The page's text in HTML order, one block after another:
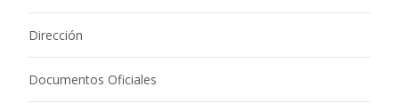
Dirección
Documentos Oficiales